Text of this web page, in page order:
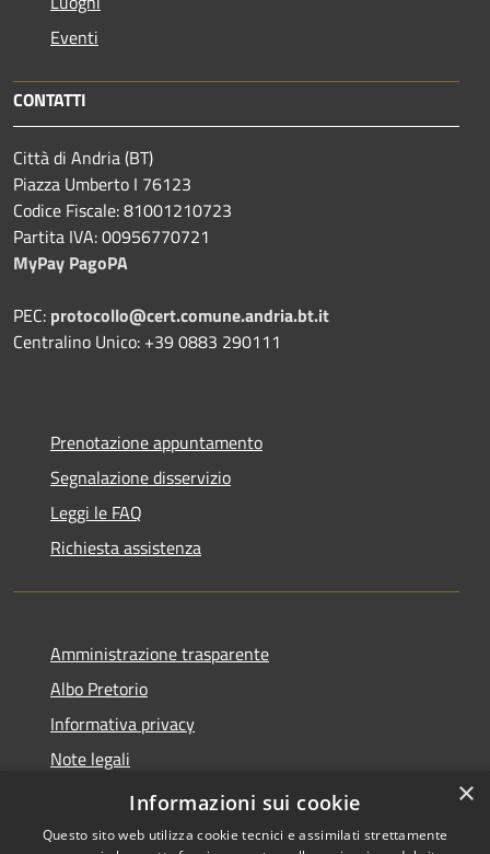
Eventi
CONTATTI
Città di Andria (BT)
Piazza Umberto I 76123
Codice Fiscale: 81001210723
Partita IVA: 00956770721
MyPay PagoPA
PEC: protocollo@cert.comune.andria.bt.it
Centralino Unico: +39 0883 290111
Prenotazione appuntamento
Segnalazione disservizio
Leggi le FAQ
Richiesta assistenza
Amministrazione trasparente
Albo Pretorio
Informativa privacy
Note legali
Dichiarazione di accessibilità
×
Informazioni sui cookie
Questo sito web utilizza cookie tecnici e assimilati strettamente